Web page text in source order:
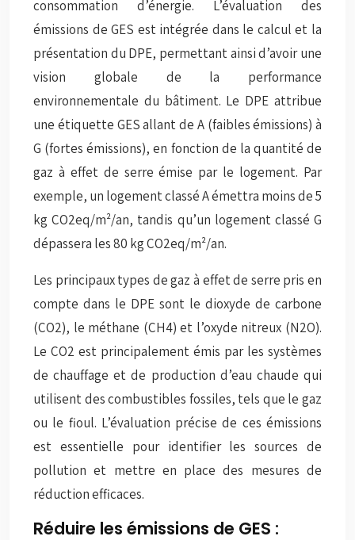
consommation d’énergie. L’évaluation des
émissions de GES est intégrée dans le calcul et la
présentation du DPE, permettant ainsi d’avoir une
vision globale de la performance
environnementale du bâtiment. Le DPE attribue
une étiquette GES allant de A (faibles émissions) à
G (fortes émissions), en fonction de la quantité de
gaz à effet de serre émise par le logement. Par
exemple, un logement classé A émettra moins de 5
kg CO2eq/m²/an, tandis qu’un logement classé G
dépassera les 80 kg CO2eq/m²/an.
Les principaux types de gaz à effet de serre pris en
compte dans le DPE sont le dioxyde de carbone
(CO2), le méthane (CH4) et l’oxyde nitreux (N2O).
Le CO2 est principalement émis par les systèmes
de chauffage et de production d’eau chaude qui
utilisent des combustibles fossiles, tels que le gaz
ou le fioul. L’évaluation précise de ces émissions
est essentielle pour identifier les sources de
pollution et mettre en place des mesures de
réduction efficaces.
Réduire les émissions de GES :